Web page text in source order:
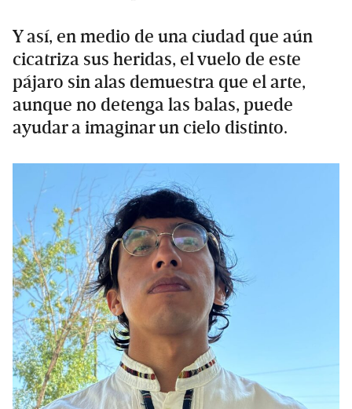
Y así, en medio de una ciudad que aún
cicatriza sus heridas, el vuelo de este
pájaro sin alas demuestra que el arte,
aunque no detenga las balas, puede
ayudar a imaginar un cielo distinto.